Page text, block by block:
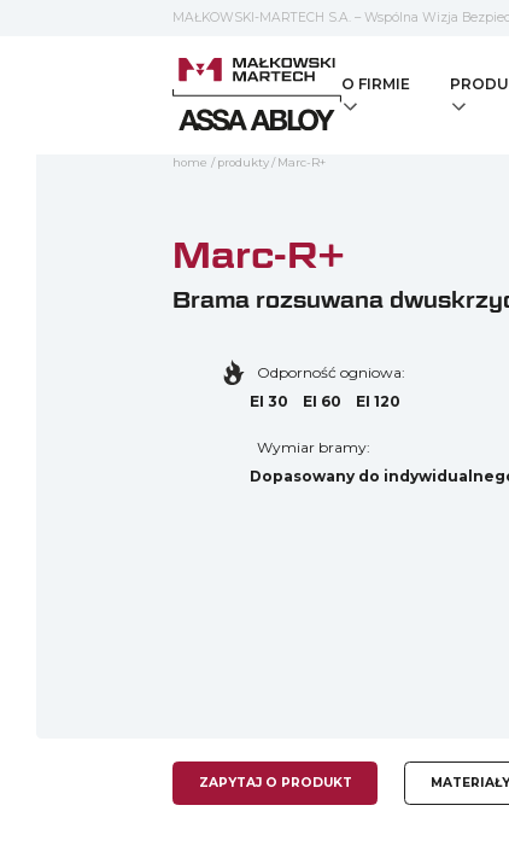
MAŁKOWSKI-MARTECH S.A. – Wspólna Wizja
O FIRMIE
home / produkty / Marc-R+
Marc-R+
Brama rozsuwana
Odporność ogniowa:
EI 30
EI 60 EI 120
Wymiar bramy:
Dopasowany do
ZAPYTAJ O PRODUKT